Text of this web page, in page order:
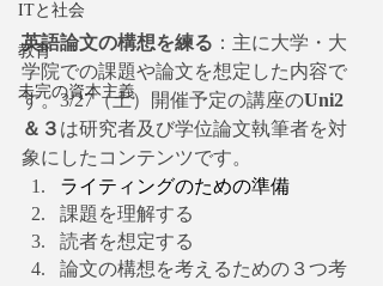
ITと社会
教育
未完の資本主義
英語論文の構想を練る ：主に大学・大
学院での課題や論文を想定した内容で
す。3/27（土）開催予定の講座のUni2
＆３ は研究者及び学位論文執筆者を対
象にしたコンテンツです。
ライティングのための準備
課題を理解する
読者を想定する
論文の構想を考えるための３つ考